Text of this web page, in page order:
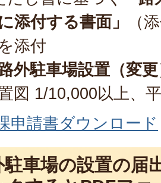
添付する書面」
（
添付
路外駐車場設置（変
図 1/10,000以上、
申請書ダウンロード
車場の設置の届